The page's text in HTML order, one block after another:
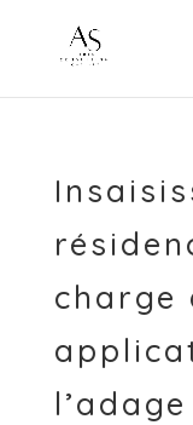
charge